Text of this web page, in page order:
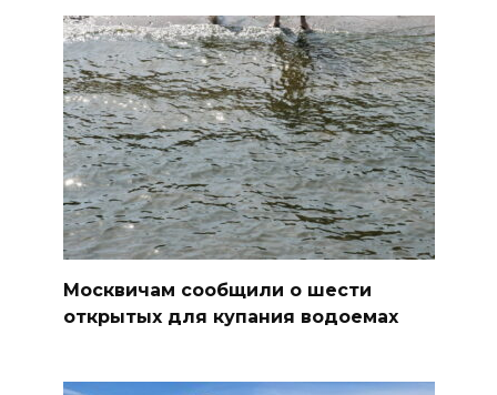
Москвичам сообщили о шести
открытых для купания водоемах